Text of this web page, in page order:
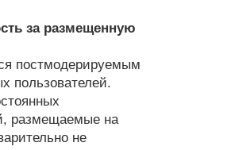
за размещенную
постмодерируемым
пользователей.
размещаемые на
не